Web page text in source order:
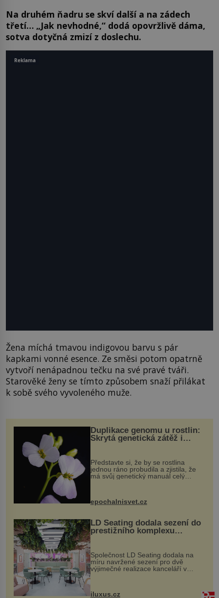
Na druhém ňadru se skví další a na zádech
třetí… „Jak nevhodné,“ dodá opovržlivě dáma,
sotva dotyčná zmizí z doslechu.
Žena míchá tmavou indigovou barvu s pár
kapkami vonné esence. Ze směsi potom opatrně
vytvoří nenápadnou tečku na své pravé tváři.
Starověké ženy se tímto způsobem snaží přilákat
k sobě svého vyvoleného muže.
Duplikace genomu u rostlin:
Skrytá genetická zátěž i
Představte si, že by se rostlina
jednou ráno probudila a zjistila, že
má svůj genetický manuál celý
vstupenka...
epochalnisvet.cz
LD Seating dodala sezení do
prestižního komplexu
MediaCityUK v Salfordu
Společnost LD Seating dodala na
míru navržené sezení pro dvě
výjimečné realizace kanceláří v
areálu MediaCityUK v anglickém
budov Media...
iluxus.cz
Reklama